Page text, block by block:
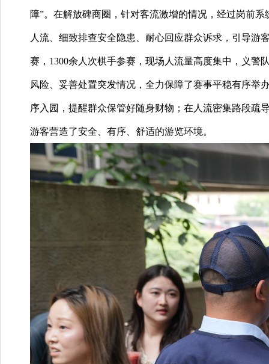
障”。在解放碑商圈，针对客流激增的情况，经过岗前
人流、细致排查安全隐患、耐心回应群众诉求，引导游
赛，1300余人次棋手参赛，现场人流量高度集中，义
风险、妥善处置突发情况，全力保障了赛事平稳有序举
序入园，提醒群众保管好随身财物；在人流密集路段疏
游客营造了安全、有序、舒适的游览环境。